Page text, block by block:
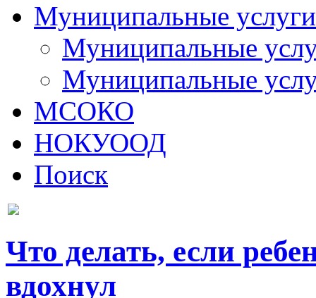
Муниципальные услуги
Муниципальные
Муниципальные
МСОКО
НОКУООД
Поиск
Что делать, если
вдохнул